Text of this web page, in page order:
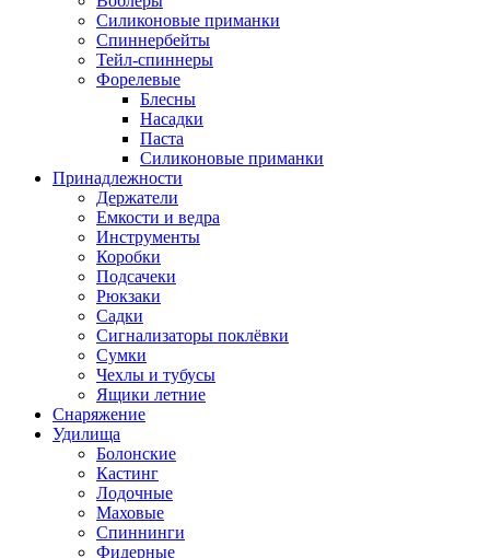
Силиконовые приманки
Спиннербейты
Тейл-спиннеры
Форелевые
Блесны
Насадки
Паста
Силиконовые приманки
Принадлежности
Держатели
Емкости и ведра
Инструменты
Коробки
Подсачеки
Рюкзаки
Садки
Сигнализаторы поклёвки
Сумки
Чехлы и тубусы
Ящики летние
Снаряжение
Удилища
Болонские
Кастинг
Лодочные
Маховые
Спиннинги
Фидерные